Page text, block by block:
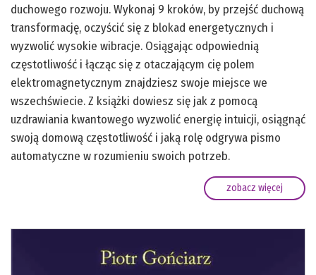
duchowego rozwoju. Wykonaj 9 kroków, by przejść duchową
transformację, oczyścić się z blokad energetycznych i
wyzwolić wysokie wibracje. Osiągając odpowiednią
częstotliwość i łącząc się z otaczającym cię polem
elektromagnetycznym znajdziesz swoje miejsce we
wszechświecie. Z książki dowiesz się jak z pomocą
uzdrawiania kwantowego wyzwolić energię intuicji, osiągnąć
swoją domową częstotliwość i jaką rolę odgrywa pismo
automatyczne w rozumieniu swoich potrzeb.
zobacz więcej